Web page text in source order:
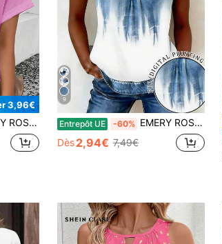
3,96€
et polyvalent à imprimé cœur dégradé, Printemps/Été
9
Entrepôt UE -60% EMERY ROSE Débardeur décontracté pour femmes avec imprimé en jean, été
Dès2,94€ 7,49€